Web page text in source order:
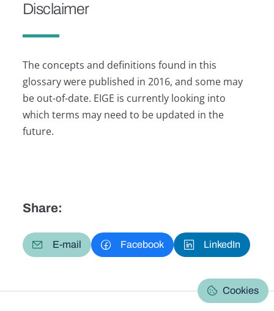
Disclaimer
The concepts and definitions found in this
glossary were published in 2016, and some may
be out-of-date. EIGE is currently looking into
which terms may need to be updated in the
future.
Share:
E-mail Facebook LinkedIn
Cookies